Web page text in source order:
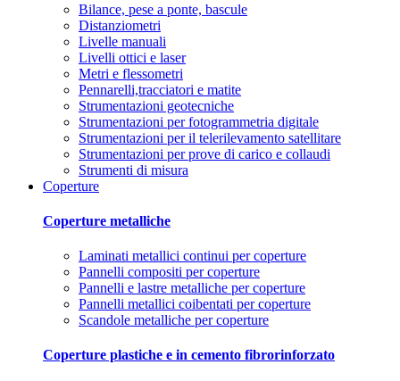
Bilance, pese a ponte, bascule
Distanziometri
Livelle manuali
Livelli ottici e laser
Metri e flessometri
Pennarelli,tracciatori e matite
Strumentazioni geotecniche
Strumentazioni per fotogrammetria digitale
Strumentazioni per il telerilevamento satellitare
Strumentazioni per prove di carico e collaudi
Strumenti di misura
Coperture
Coperture metalliche
Laminati metallici continui per coperture
Pannelli compositi per coperture
Pannelli e lastre metalliche per coperture
Pannelli metallici coibentati per coperture
Scandole metalliche per coperture
Coperture plastiche e in cemento fibrorinforzato